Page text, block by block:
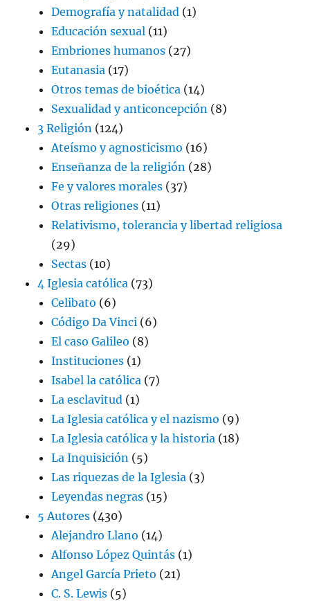
Demografía y natalidad (1)
Educación sexual (11)
Embriones humanos (27)
Eutanasia (17)
Otros temas de bioética (14)
Sexualidad y anticoncepción (8)
3 Religión (124)
Ateísmo y agnosticismo (16)
Enseñanza de la religión (28)
Fe y valores morales (37)
Otras religiones (11)
Relativismo, tolerancia y libertad religiosa
(29)
Sectas (10)
4 Iglesia católica (73)
Celibato (6)
Código Da Vinci (6)
El caso Galileo (8)
Instituciones (1)
Isabel la católica (7)
La esclavitud (1)
La Iglesia católica y el nazismo (9)
La Iglesia católica y la historia (18)
La Inquisición (5)
Las riquezas de la Iglesia (3)
Leyendas negras (15)
5 Autores (430)
Alejandro Llano (14)
Alfonso López Quintás (1)
Angel García Prieto (21)
C. S. Lewis (5)